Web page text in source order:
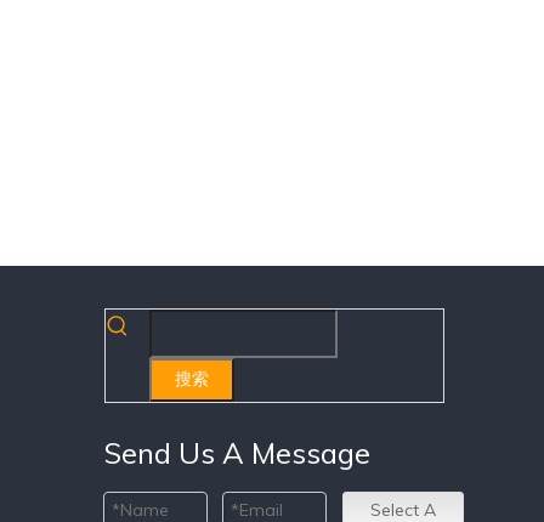
搜索
Send Us A Message
Select A